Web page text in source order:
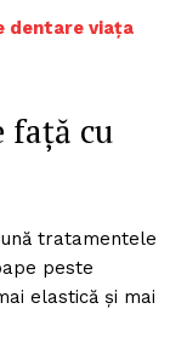
dentare viața
faţă cu
tratamentele
peste
elastică şi mai